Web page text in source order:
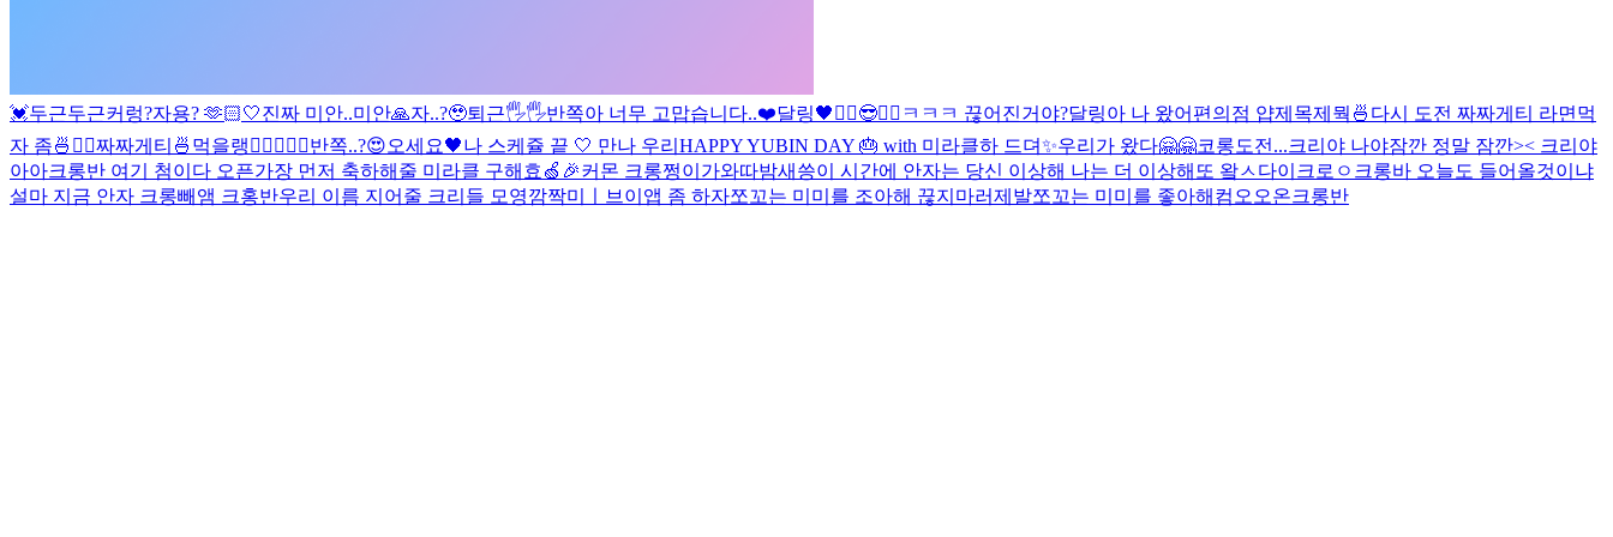
💓두근두근커렁?자용? 🫶🏻🤍진짜 미안..미안🙏자..?🥹퇴근🖐🖐반쪽아 너무 고맙습니다..❤️달링🖤 ✌🏻😎✌🏻 ㅋㅋㅋ 끊어진거야?달링아 나 왔어 편의점 얍제목제뭑 🍜 다시 도전 짜짜게티 라면먹
자 좀🍜✌🏻짜짜게티🍜먹을랭 ✌🏻 🖤🍒 🖤반쪽..?😍오세요🖤나 스케쥴 끝 🤍 만나 우리 HAPPY YUBIN DAY 🎂 with 미라클하 드뎌✨우리가 왔다🤗🤗코롱도전...크리야 나야잠깐 정말 잠깐>< 크리야
아아크롱반 여기 첨이다 오픈가장 먼저 축하해줄 미라클 구해효🍏🎉커몬 크롱쩡이가와따밤새씅이 시간에 안자는 당신 이상해 나는 더 이상해 또 왘ㅅ다이크로ㅇ 크롱바 오늘도 들어올것이냐
설마 지금 안자 크롱빼앰 크홍반우리 이름 지어줄 크리들 모영깜짝미ㅣ 브이앱 좀 하자쪼꼬는 미미를 조아해 끊지마러제발쪼꼬는 미미를 좋아해 컴오오온크롱반